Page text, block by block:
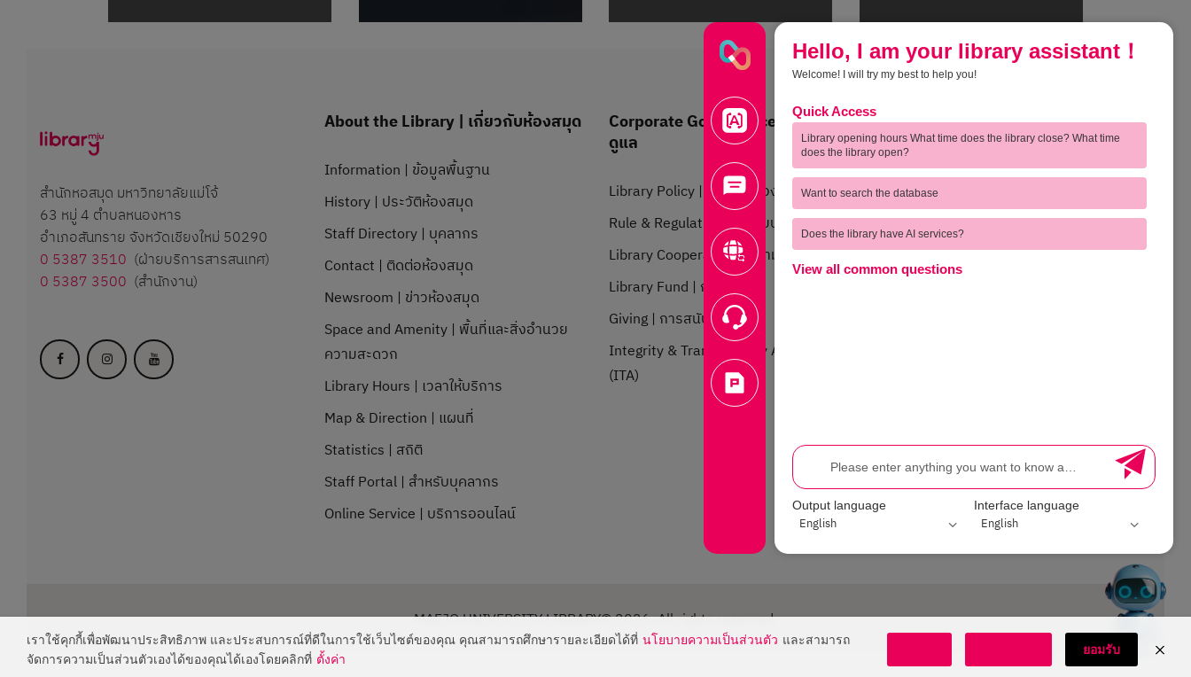
สำนักหอสมุด มหาวิทยาลัยแม่โจ้
63 หมู่ 4 ตำบลหนองหาร
อำเภอสันทราย จังหวัดเชียงใหม่ 50290
0 5387 3510 (ฝ่ายบริการสารสนเทศ)
0 5387 3500 (สำนักงาน)
About the Library | เกี่ยวกับห้องสมุด
Information | ข้อมูลพื้นฐาน
History | ประวัติห้องสมุด
Staff Directory | บุคลากร
Contact | ติดต่อห้องสมุด
Newsroom | ข่าวห้องสมุด
Space and Amenity | พื้นที่และสิ่งอำนวย
ความสะดวก
Library Hours | เวลาให้บริการ
Map & Direction | แผนที่
Statistics | สถิติ
Staff Portal | สำหรับบุคลากร
Online Service | บริการออนไลน์
Corporate Governance | การกำกับ
ดูแล
Library Policy | นโยบายห้องสมุด
Rule & Regulation | ระเบียบข้อบังคับ
Library Cooperation | ความร่วมมือ
Library Fund | กองทุน
Giving | การสนับสนุน
Integrity & Transparency Assessment
(ITA)
Feedback | ความคิดเห็นของผู้ใช้
บริการ
Complain | ร้องเรียน
Voice of Customer | ชมเชยและเสนอแนะ
Direct Complain | สายตรงผู้อำนวยการ
MAEJO UNIVERSITY LIBRARY© 2026. All rights reserved.
เราใช้คุกกี้เพื่อพัฒนาประสิทธิภาพ และประสบการณ์ที่ดีในการใช้เว็บไซต์ของคุณ คุณสามารถศึกษารายละเอียดได้ที่ นโยบายความเป็นส่วนตัว และสามารถ
จัดการความเป็นส่วนตัวเองได้ของคุณได้เองโดยคลิกที่ ตั้งค่า
ยอมรับ
Hello, I am your library assistant！
Welcome! I will try my best to help you!
Quick Access
Library opening hours What time does the library close? What time
does the library open?
Want to search the database
Does the library have AI services?
View all common questions
Output language Interface language